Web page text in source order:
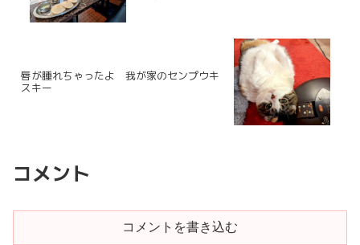
唇が腫れちゃったよ 我が家のセンプウキ
スキー
コメント
コメントを書き込む